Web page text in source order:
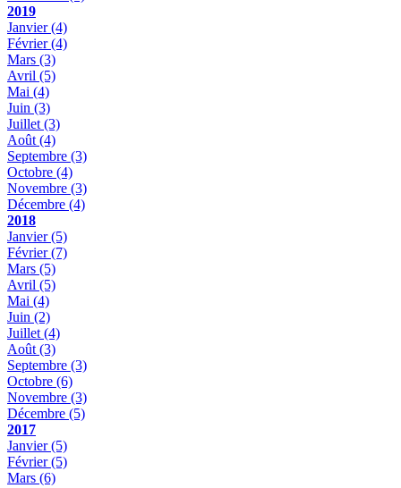
2019
Janvier(4)
Février(4)
Mars (3)
Avril (5)
Mai (4)
Juin (3)
Juillet(3)
Août(4)
Septembre (3)
Octobre (4)
Novembre (3)
Décembre (4)
2018
Janvier(5)
Février(7)
Mars (5)
Avril (5)
Mai (4)
Juin (2)
Juillet(4)
Août(3)
Septembre (3)
Octobre (6)
Novembre (3)
Décembre (5)
2017
Janvier(5)
Février(5)
Mars (6)